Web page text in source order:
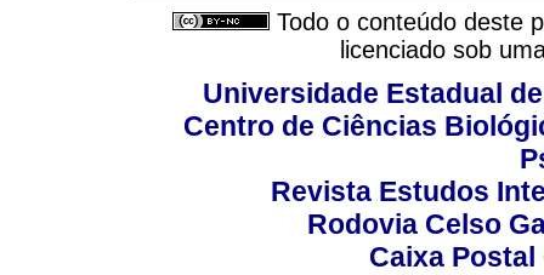
Todo o conteúdo deste
licenciado sob
Universidade Estadual
Centro de Ciências
Revista Estudos
Rodovia Celso
Caixa Postal